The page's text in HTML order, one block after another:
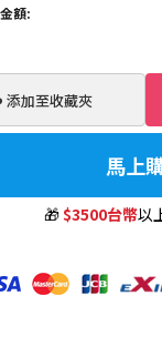
額:
加至收藏夾
馬上
🎁$3500台幣以